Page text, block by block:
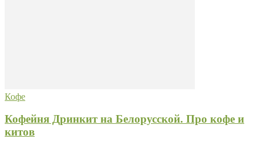
Кофе
Кофейня Дринкит на Белорусской. Про кофе и
китов